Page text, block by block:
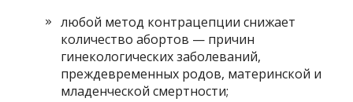
любой метод контрацепции снижает
количество абортов — причин
гинекологических заболеваний,
преждевременных родов, материнской и
младенческой смертности;